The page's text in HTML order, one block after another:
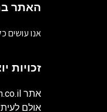
האתר
אנו עושים
זכויות
אתר
אולם